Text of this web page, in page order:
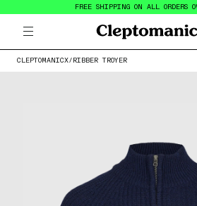
FREE SHIPPING ON ALL ORDERS OVER 75
Open menu
CLEPTOMANICX/ RIBBER TROYER